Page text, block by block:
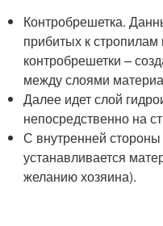
Контробрешетка.
прибитых к
контробрешетки –
между слоями
Далее идет слой
непосредственно на
С внутренней
устанавливается
желанию хозяина).